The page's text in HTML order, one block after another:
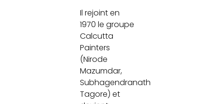
Il rejoint en
1970 le groupe
Calcutta
Painters
(Nirode
Mazumdar,
Subhagendranath
Tagore) et